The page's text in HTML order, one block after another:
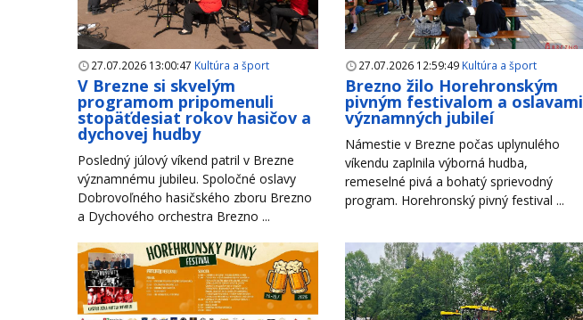
27.07.2026 13:00:47 Kultúra a šport
V Brezne si skvelým
programom pripomenuli
stopäťdesiat rokov hasičov a
dychovej hudby
Posledný júlový víkend patril v Brezne
významnému jubileu. Spoločné oslavy
Dobrovoľného hasičského zboru Brezno
a Dychového orchestra Brezno ...
27.07.2026 12:59:49 Kultúra a šport
Brezno žilo Horehronským
pivným festivalom a oslavami
významných jubileí
Námestie v Brezne počas uplynulého
víkendu zaplnila výborná hudba,
remeselné pivá a bohatý sprievodný
program. Horehronský pivný festival ...